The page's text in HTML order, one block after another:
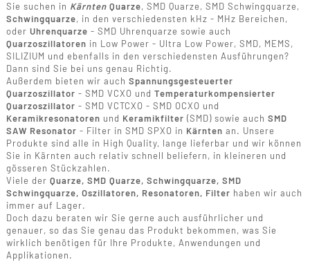
Sie suchen in Kärnten Quarze, SMD Quarze, SMD Schwingquarze,
Schwingquarze, in den verschiedensten kHz - MHz Bereichen,
oder Uhrenquarze - SMD Uhrenquarze sowie auch
Quarzoszillatoren in Low Power - Ultra Low Power, SMD, MEMS,
SILIZIUM und ebenfalls in den verschiedensten Ausführungen?
Dann sind Sie bei uns genau Richtig.
Außerdem bieten wir auch Spannungsgesteuerter
Quarzoszillator - SMD VCXO und Temperaturkompensierter
Quarzoszillator - SMD VCTCXO - SMD OCXO und
Keramikresonatoren und Keramikfilter (SMD) sowie auch SMD
SAW Resonator - Filter in SMD SPXO in Kärnten an. Unsere
Produkte sind alle in High Quality, lange lieferbar und wir können
Sie in Kärnten auch relativ schnell beliefern, in kleineren und
gösseren Stückzahlen.
Viele der Quarze, SMD Quarze, Schwingquarze, SMD
Schwingquarze, Oszillatoren, Resonatoren, Filter haben wir auch
immer auf Lager.
Doch dazu beraten wir Sie gerne auch ausführlicher und
genauer, so das Sie genau das Produkt bekommen, was Sie
wirklich benötigen für Ihre Produkte, Anwendungen und
Applikationen.